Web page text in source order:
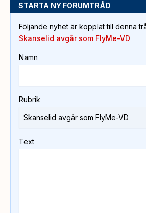
STARTA NY FORUMTRÅD
Följande nyhet är kopplat till denna
Skanselid avgår som FlyMe-VD
Namn
Rubrik
Text